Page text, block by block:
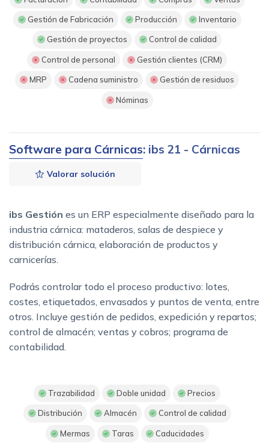
Gestión de Fabricación Producción Inventario
Gestión de proyectos Control de calidad
Control de personal Gestión clientes (CRM)
MRP Cadena suministro Gestión de residuos
Nóminas
Software para Cárnicas: ibs 21 - Cárnicas
Valorar solución
ibs Gestión es un ERP especialmente diseñado para la
industria cárnica: mataderos, salas de despiece y
distribución cárnica, elaboración de productos y
carnicerías.
Podrás controlar todo el proceso productivo: lotes,
costes, etiquetados, envasados y puntos de venta, entre
otros. Incluye gestión de pedidos, expedición y repartos;
control de almacén; ventas y cobros; programa de
contabilidad.
Trazabilidad Doble unidad Precios
Distribución Almacén Control de calidad
Mermas Taras Caducidades